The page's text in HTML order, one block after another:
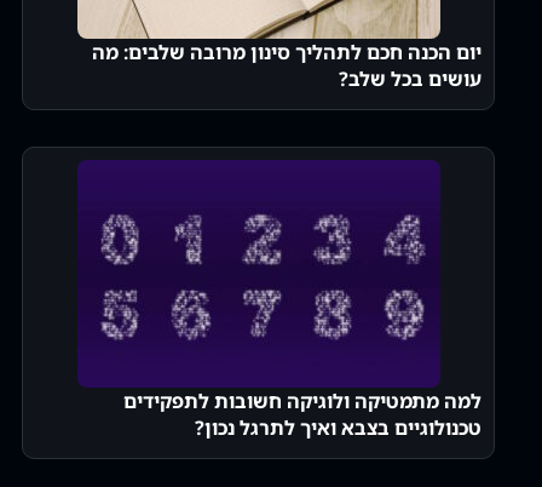
יום הכנה חכם לתהליך סינון מרובה שלבים: מה
עושים בכל שלב?
למה מתמטיקה ולוגיקה חשובות לתפקידים
טכנולוגיים בצבא ואיך לתרגל נכון?